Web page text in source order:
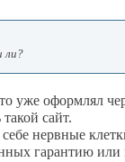
ли?
оформлял
сайт.
нервные
гарантию